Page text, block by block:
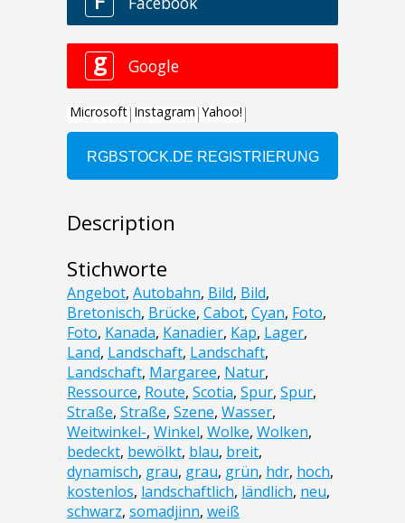
Description
Stichworte
Angebot, Autobahn, Bild, Bild,
Bretonisch, Brücke, Cabot, Cyan, Foto,
Foto, Kanada, Kanadier, Kap, Lager,
Land, Landschaft, Landschaft,
Landschaft, Margaree, Natur,
Ressource, Route, Scotia, Spur, Spur,
Straße, Straße, Szene, Wasser,
Weitwinkel-, Winkel, Wolke, Wolken,
bedeckt, bewölkt, blau, breit,
dynamisch, grau, grau, grün, hdr, hoch,
kostenlos, landschaftlich, ländlich, neu,
schwarz, somadjinn, weiß